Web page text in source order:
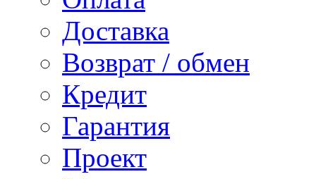
Доставка
Возврат / обмен
Кредит
Гарантия
Проект